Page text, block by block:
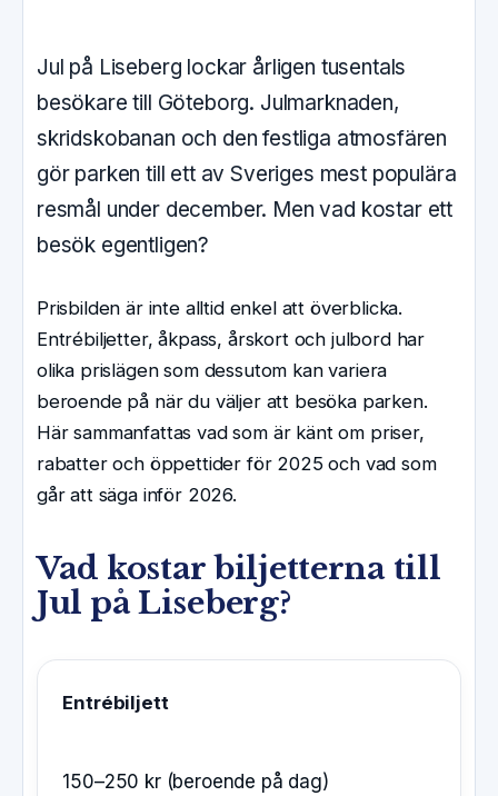
Jul på Liseberg lockar årligen tusentals
besökare till Göteborg. Julmarknaden,
skridskobanan och den festliga atmosfären
gör parken till ett av Sveriges mest populära
resmål under december. Men vad kostar ett
besök egentligen?
Prisbilden är inte alltid enkel att överblicka.
Entrébiljetter, åkpass, årskort och julbord har
olika prislägen som dessutom kan variera
beroende på när du väljer att besöka parken.
Här sammanfattas vad som är känt om priser,
rabatter och öppettider för 2025 och vad som
går att säga inför 2026.
Vad kostar biljetterna till
Jul på Liseberg?
Entrébiljett
150–250 kr (beroende på dag)